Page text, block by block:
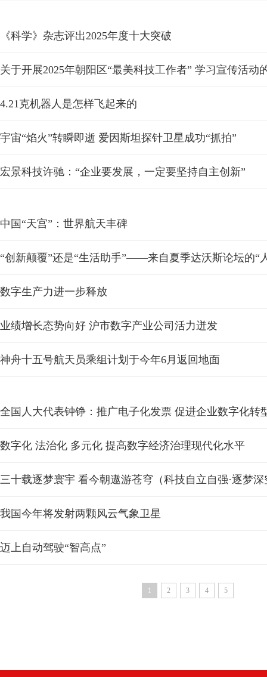
《科学》杂志评出2025年度十大突破
关于开展2025年朝阳区“最美科技工作者” 学习宣传活动
4.21克机器人是怎样飞起来的
宇宙“焰火”转瞬即逝 爱因斯坦探针卫星成功“抓拍”
宏景科技许驰：“企业要发展，一定要坚持自主创新”
中国“天宫”：世界航天丰碑
“创新颠覆”还是“生活助手”——来自夏季达沃斯论坛的“
数字生产力进一步释放
业绩增长态势向好 沪市数字产业公司活力迸发
神舟十五号航天员乘组计划于今年6月返回地面
全国人大代表钟铮：推广电子化发票 促进企业数字化转
数字化 法治化 多元化 提高数字经济治理现代化水平
三十载逐梦寰宇 看今朝遨游苍穹（科技自立自强·逐梦深
我国今年将发射两颗风云气象卫星
迈上自动驾驶“智高点”
1 2 3 4 5